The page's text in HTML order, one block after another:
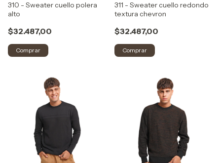
310 - Sweater cuello polera
alto
$32.487,00
Comprar
311 - Sweater cuello redondo
textura chevron
$32.487,00
Comprar